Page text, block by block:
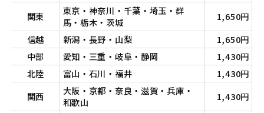
関東
東京・神奈川・千葉・埼玉・群
馬・栃木・茨城
1,650円
信越
新潟・長野・山梨
1,650円
中部
愛知・三重・岐阜・静岡
1,430円
北陸
富山・石川・福井
1,430円
関西
大阪・京都・奈良・滋賀・兵庫・
和歌山
1,430円